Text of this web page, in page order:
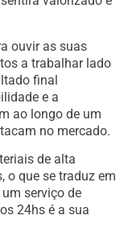
ouvir as suas
a trabalhar lado
final
e a
ao longo de um
no mercado.
de alta
o que se traduz em
serviço de
24hs é a sua